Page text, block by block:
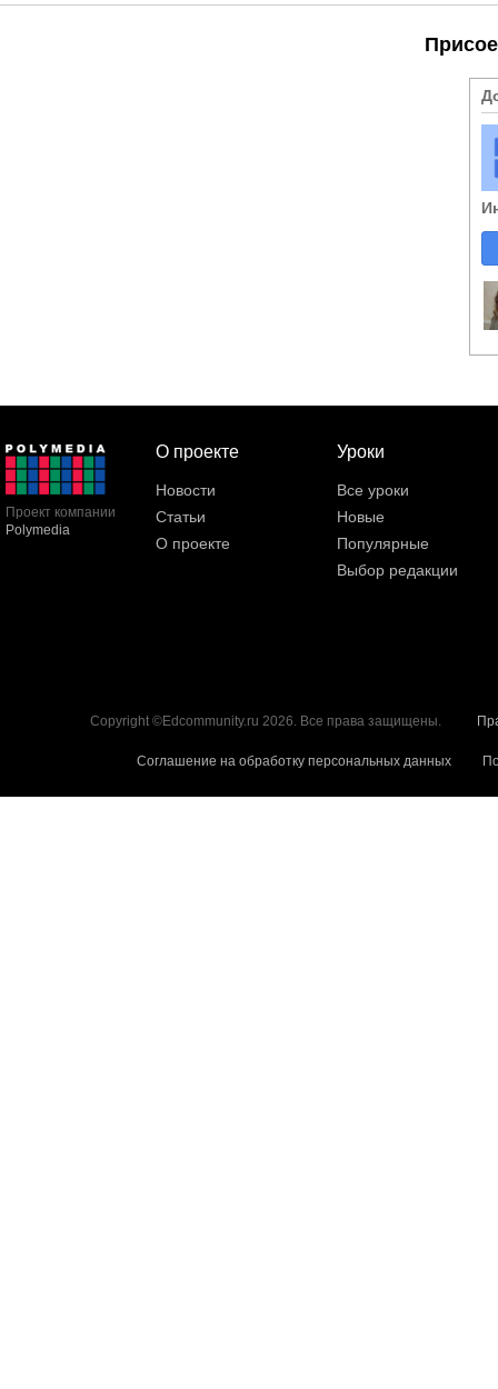
Проект компании
Polymedia
О проекте
Новости
Статьи
О проекте
Уроки
Все уроки
Новые
Популярные
Выбор редакции
Copyright ©Edcommunity.ru 2026. Все права защищены.
Соглашение на обработку персональных данных